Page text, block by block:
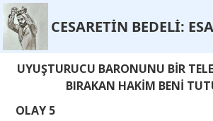
CESARETİN BEDELİ:
UYUŞTURUCU BARONUNU BİR
BIRAKAN HAKİM BENİ
OLAY 5